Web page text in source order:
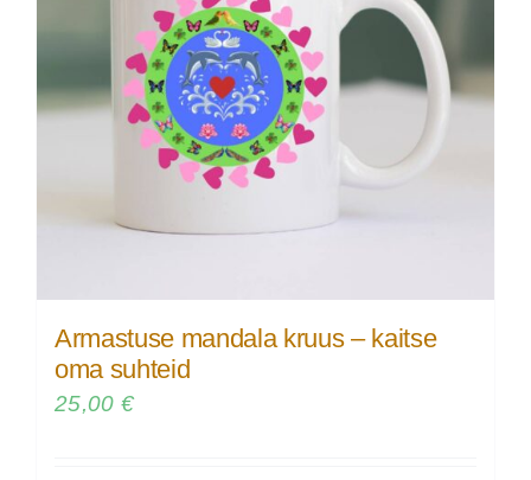
Armastuse mandala kruus – kaitse
oma suhteid
25,00 €